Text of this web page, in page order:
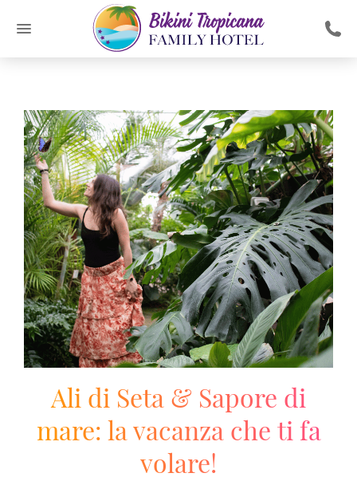
Ali di Seta & Sapore di
mare: la vacanza che ti fa
volare!